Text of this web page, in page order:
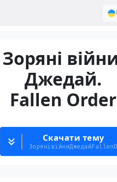
Зоряні
Джедай.
Fallen Order
Скачати тему